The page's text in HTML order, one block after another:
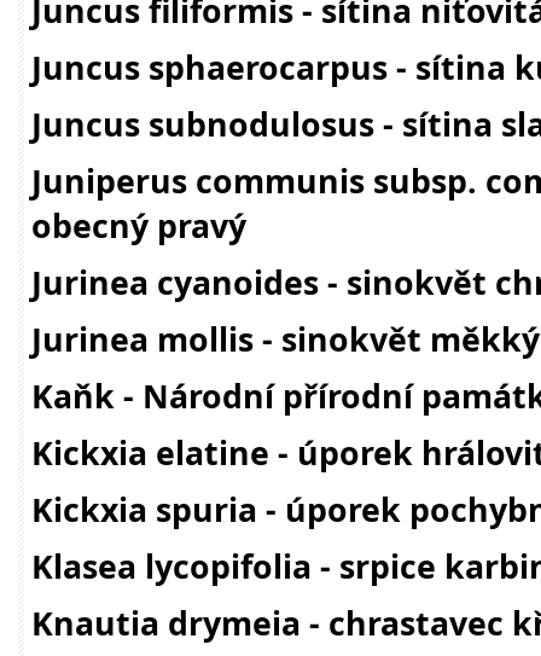
Juncus filiformis - sítina
Juncus sphaerocarpus - sítina
Juncus subnodulosus - sítina
Juniperus communis subsp.
obecný pravý
Jurinea cyanoides - sinokvět
Jurinea mollis - sinokvět měkký
Kaňk - Národní přírodní
Kickxia elatine - úporek
Kickxia spuria - úporek
Klasea lycopifolia - srpice
Knautia drymeia - chrastavec